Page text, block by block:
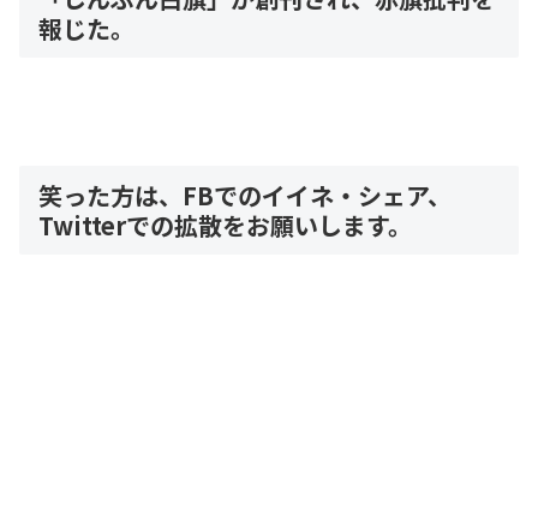
報じた。
笑った方は、FBでのイイネ・シェア、
Twitterでの拡散をお願いします。